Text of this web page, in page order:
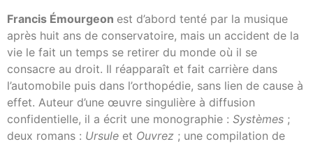
Francis Émourgeon est d’abord tenté par la musique
après huit ans de conservatoire, mais un accident de la
vie le fait un temps se retirer du monde où il se
consacre au droit. Il réapparaît et fait carrière dans
l’automobile puis dans l’orthopédie, sans lien de cause à
effet. Auteur d’une œuvre singulière à diffusion
confidentielle, il a écrit une monographie : Systèmes ;
deux romans : Ursule et Ouvrez ; une compilation de